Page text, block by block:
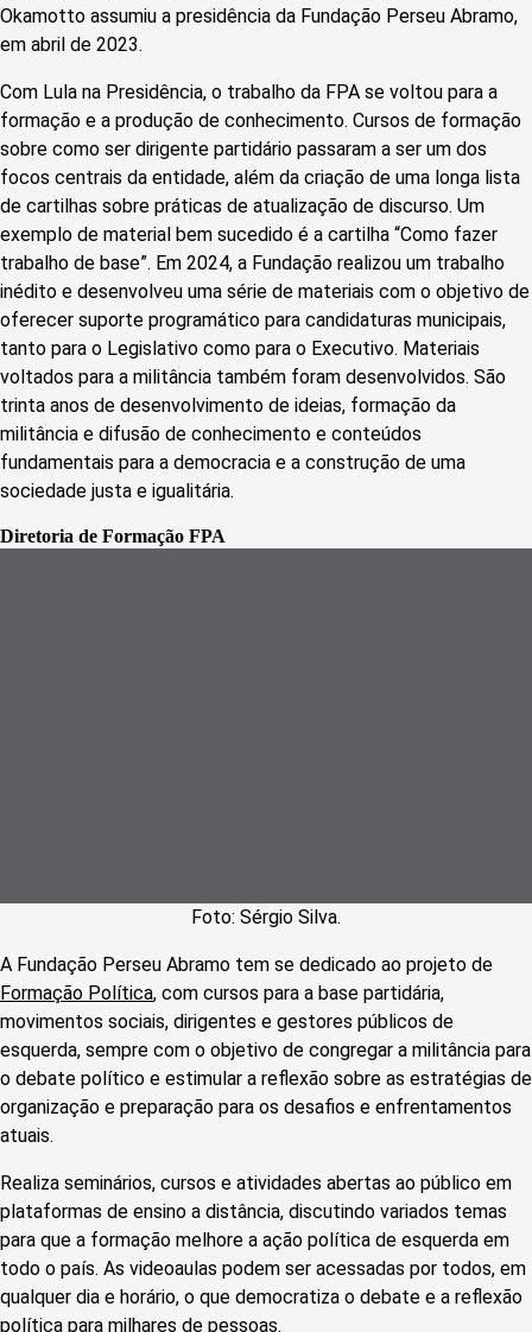
Okamotto assumiu a presidência da Fundação Perseu Abramo,
em abril de 2023.
Com Lula na Presidência, o trabalho da FPA se voltou para a
formação e a produção de conhecimento. Cursos de formação
sobre como ser dirigente partidário passaram a ser um dos
focos centrais da entidade, além da criação de uma longa lista
de cartilhas sobre práticas de atualização de discurso. Um
exemplo de material bem sucedido é a cartilha “Como fazer
trabalho de base”. Em 2024, a Fundação realizou um trabalho
inédito e desenvolveu uma série de materiais com o objetivo de
oferecer suporte programático para candidaturas municipais,
tanto para o Legislativo como para o Executivo. Materiais
voltados para a militância também foram desenvolvidos. São
trinta anos de desenvolvimento de ideias, formação da
militância e difusão de conhecimento e conteúdos
fundamentais para a democracia e a construção de uma
sociedade justa e igualitária.
Diretoria de Formação FPA
Foto: Sérgio Silva.
A Fundação Perseu Abramo tem se dedicado ao projeto de
Formação Política, com cursos para a base partidária,
movimentos sociais, dirigentes e gestores públicos de
esquerda, sempre com o objetivo de congregar a militância para
o debate político e estimular a reflexão sobre as estratégias de
organização e preparação para os desafios e enfrentamentos
atuais.
Realiza seminários, cursos e atividades abertas ao público em
plataformas de ensino a distância, discutindo variados temas
para que a formação melhore a ação política de esquerda em
todo o país. As videoaulas podem ser acessadas por todos, em
qualquer dia e horário, o que democratiza o debate e a reflexão
política para milhares de pessoas.